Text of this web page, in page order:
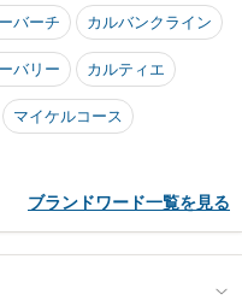
バーチ カルバンクライン
バリー カルティエ
マイケルコース
ブランドワード一覧を見る